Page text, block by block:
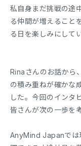
私自身まだ挑戦の途
る仲間が増えること
る日を楽しみにして
Rinaさんのお話から
の積み重ねが確かな
した。今回のインタ
皆さんが次の一歩を
AnyMind Japanでは